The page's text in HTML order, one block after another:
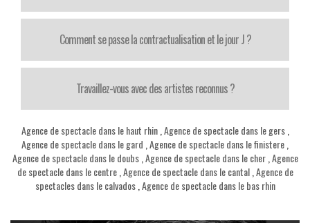
Comment se passe la contractualisation et le jour J ?
Travaillez-vous avec des artistes reconnus ?
Agence de spectacle dans le haut rhin, Agence de spectacle dans le gers,
Agence de spectacle dans le gard Agence de spectacle dans le finistere
Agence de spectacle dans le doubs, Agence de spectacle dans le cher, Agence
de spectacle dans le centre, Agence de spectacle dans le cantal, Agence de
spectacles dans le calvados, Agence de spectacle dans le bas rhin